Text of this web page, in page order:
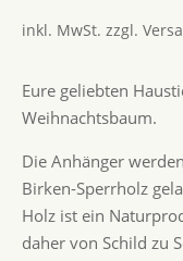
ertungen
inkl. MwSt. zzgl.
Eure geliebten
Weihnachtsbaum.
Die Anhänger
Birken-Sperrholz
Holz ist ein
daher von Schild zu